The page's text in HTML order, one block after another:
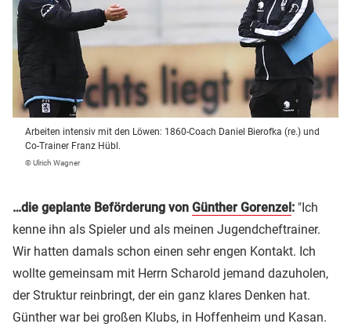
Arbeiten intensiv mit den Löwen: 1860-Coach Daniel Bierofka (re.) und
Co-Trainer Franz Hübl.
© Ulrich Wagner
…die geplante Beförderung von Günther Gorenzel : "Ich
kenne ihn als Spieler und als meinen Jugendcheftrainer.
Wir hatten damals schon einen sehr engen Kontakt. Ich
wollte gemeinsam mit Herrn Scharold jemand dazuholen,
der Struktur reinbringt, der ein ganz klares Denken hat.
Günther war bei großen Klubs, in Hoffenheim und Kasan.